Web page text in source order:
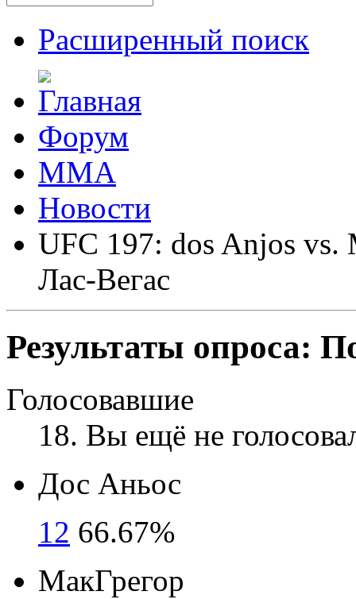
Расширенный поиск
Форум
ММА
Новости
UFC 197: dos Anjos vs.
Лас-Вегас
Результаты опроса:
Голосовавшие
18. Вы ещё не
Дос Аньос
12 66.67%
МакГрегор